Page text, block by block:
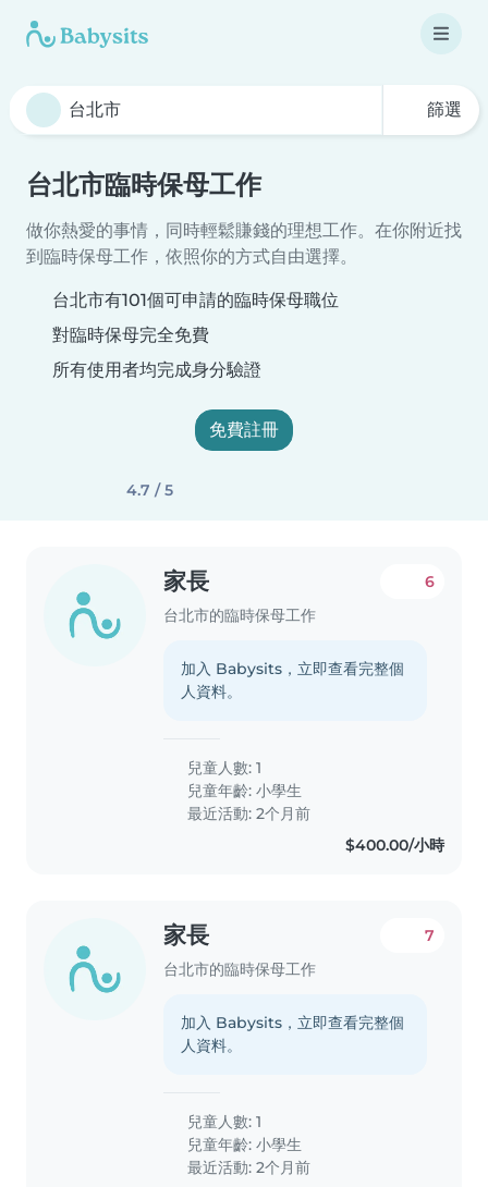
篩選
台北市臨時保母工作
做你熱愛的事情，同時輕鬆賺錢的理想工作。在你附近找
到臨時保母工作，依照你的方式自由選擇。
台北市有101個可申請的臨時保母職位
對臨時保母完全免費
所有使用者均完成身分驗證
免費註冊
4.7 / 5
家長
台北市的臨時保母工作
6
加入 Babysits，立即查看完整個
人資料。
兒童人數: 1
兒童年齡:小學生
最近活動: 2个月前
$400.00/小時
家長
台北市的臨時保母工作
7
加入 Babysits，立即查看完整個
人資料。
兒童人數: 1
兒童年齡:小學生
最近活動: 2个月前